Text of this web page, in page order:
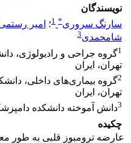
نویسندگان
سارنگ سروری*
1؛ امیر
شامحمدی3
1گروه جراحی و رادیولوژی،
تهران، ایران
2گروه بیماری‌های داخلی،
تهران، ایران
3دانش آموخته دانشکده
چکیده
عارضه ترومبوز قلبی به طور